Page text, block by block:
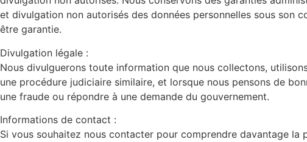
et divulgation non autorisés des données personnelles sous son
être garantie.
Divulgation légale :
Nous divulguerons toute information que nous collectons,
une procédure judiciaire similaire, et lorsque nous pensons de
une fraude ou répondre à une demande du gouvernement.
Informations de contact :
Si vous souhaitez nous contacter pour comprendre davantage